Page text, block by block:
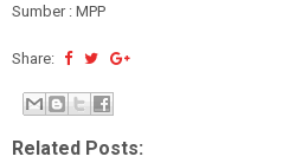
Sumber : MPP
Share:
Related Posts: